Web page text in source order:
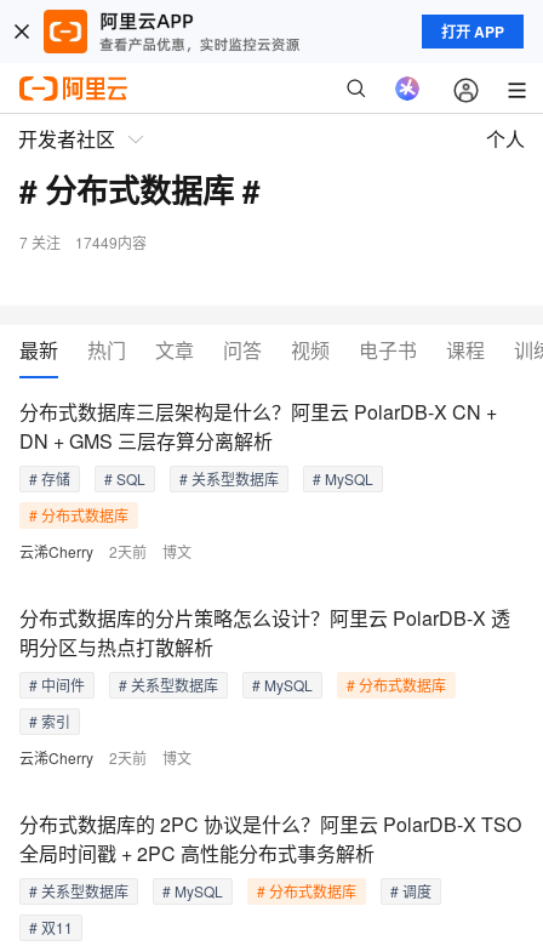
打开 APP
开发者社区 个人
# 分布式数据库 #
7 关注 17449内容
最新 热门 文章 问答 视频 电子书 课程 训
云浠Cherry 2天前 博文
分布式数据库三层架构是什么？阿里云 PolarDB-X CN +
DN + GMS 三层存算分离解析
# 存储 # SQL # 关系型数据库
# MySQL
# 分布式数据库
云浠Cherry 2天前 博文
分布式数据库的分片策略怎么设计？阿里云 PolarDB-X 透
明分区与热点打散解析
# 中间件 # 关系型数据库 # MySQL
# 分布式数据库
# 索引
分布式数据库的 2PC 协议是什么？阿里云 PolarDB-X TSO
全局时间戳 + 2PC 高性能分布式事务解析
# 关系型数据库 # MySQL # 分布式数据库
# 调度
# 双11